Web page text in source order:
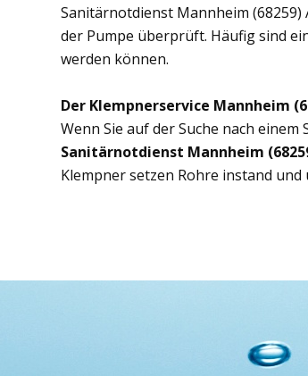
Sanitärnotdienst Mannheim
der Pumpe überprüft. Häufig sind
werden können.
Der Klempnerservice Mannheim
Wenn Sie auf der Suche nach
Sanitärnotdienst Mannheim
Klempner setzen Rohre instand